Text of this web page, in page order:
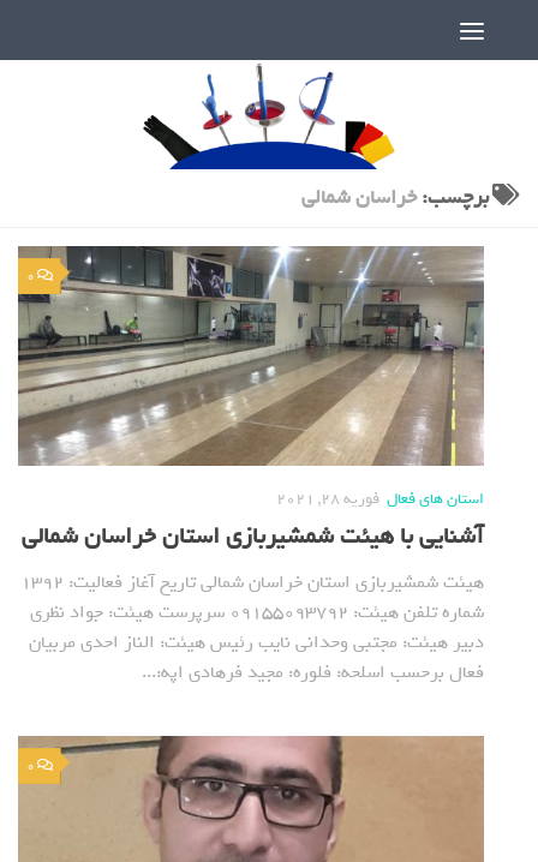
برچسب:خراسان شمالی
0
استان های فعال فوریه 28, 2021
آشنایی با هیئت شمشیربازی استان خراسان شمالی
هیئت شمشیربازی استان خراسان شمالی تاریخ آغاز فعالیت: ١٣٩٢
شماره تلفن هیئت: ٠٩١٥٥٠٩٣٧٩٢ سرپرست هیئت: جواد نظري
دبیر هیئت: مجتبي وحداني نایب رئیس هیئت: الناز احدي مربیان
فعال برحسب اسلحه: فلوره: مجيد فرهادي اپه:...
0